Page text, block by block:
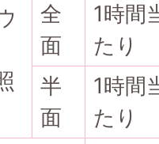
全
面
1時間
たり
半
面
1時間
たり